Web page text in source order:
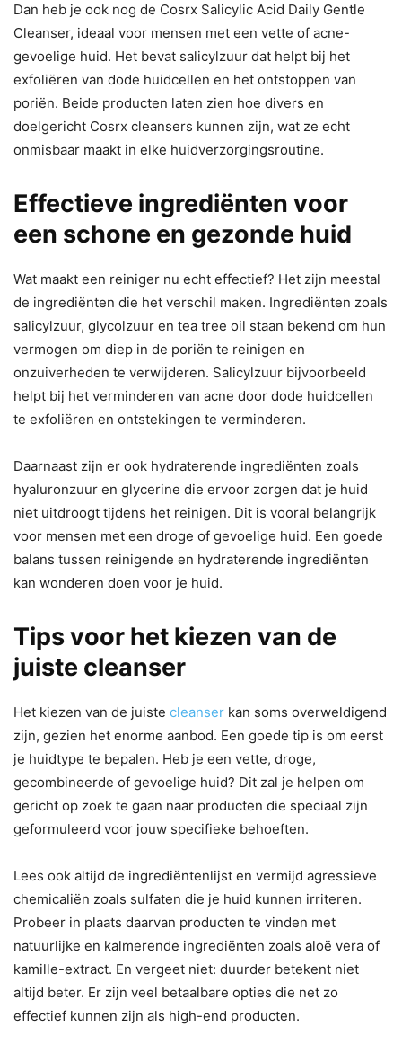
Dan heb je ook nog de Cosrx Salicylic Acid Daily Gentle
Cleanser, ideaal voor mensen met een vette of acne-
gevoelige huid. Het bevat salicylzuur dat helpt bij het
exfoliëren van dode huidcellen en het ontstoppen van
poriën. Beide producten laten zien hoe divers en
doelgericht Cosrx cleansers kunnen zijn, wat ze echt
onmisbaar maakt in elke huidverzorgingsroutine.
Effectieve ingrediënten voor
een schone en gezonde huid
Wat maakt een reiniger nu echt effectief? Het zijn meestal
de ingrediënten die het verschil maken. Ingrediënten zoals
salicylzuur, glycolzuur en tea tree oil staan bekend om hun
vermogen om diep in de poriën te reinigen en
onzuiverheden te verwijderen. Salicylzuur bijvoorbeeld
helpt bij het verminderen van acne door dode huidcellen
te exfoliëren en ontstekingen te verminderen.
Daarnaast zijn er ook hydraterende ingrediënten zoals
hyaluronzuur en glycerine die ervoor zorgen dat je huid
niet uitdroogt tijdens het reinigen. Dit is vooral belangrijk
voor mensen met een droge of gevoelige huid. Een goede
balans tussen reinigende en hydraterende ingrediënten
kan wonderen doen voor je huid.
Tips voor het kiezen van de
juiste cleanser
Het kiezen van de juiste cleanser kan soms overweldigend
zijn, gezien het enorme aanbod. Een goede tip is om eerst
je huidtype te bepalen. Heb je een vette, droge,
gecombineerde of gevoelige huid? Dit zal je helpen om
gericht op zoek te gaan naar producten die speciaal zijn
geformuleerd voor jouw specifieke behoeften.
Lees ook altijd de ingrediëntenlijst en vermijd agressieve
chemicaliën zoals sulfaten die je huid kunnen irriteren.
Probeer in plaats daarvan producten te vinden met
natuurlijke en kalmerende ingrediënten zoals aloë vera of
kamille-extract. En vergeet niet: duurder betekent niet
altijd beter. Er zijn veel betaalbare opties die net zo
effectief kunnen zijn als high-end producten.